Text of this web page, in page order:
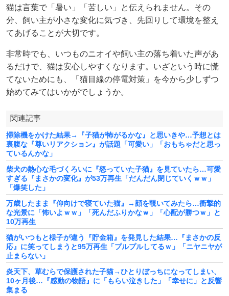
猫は言葉で「暑い」「苦しい」と伝えられません。その
分、飼い主が小さな変化に気づき、先回りして環境を整え
てあげることが大切です。
非常時でも、いつものニオイや飼い主の落ち着いた声があ
るだけで、猫は安心しやすくなります。いざという時に慌
てないためにも、「猫目線の停電対策」を今から少しずつ
始めてみてはいかがでしょうか。
関連記事
掃除機をかけた結果→『子猫が怖がるかな』と思いきや…予想とは
裏腹な『尊いリアクション』が話題「可愛い」「おもちゃだと思っ
ているんかな」
柴犬の熱心な毛づくろいに『怒っていた子猫』を見ていたら…可愛
すぎる『まさかの変化』が53万再生「だんだん閉じていくｗｗ」
「爆笑した」
万歳したまま『仰向けで寝ていた猫』→顔を覗いてみたら…衝撃的
な光景に「怖いよｗｗ」「死んだふりかなｗ」「心配が勝つｗ」と
10万再生
猫がいつもと様子が違う『貯金箱』を発見した結果…『まさかの反
応』に笑ってしまうと95万再生「プルプルしてるｗ」「ニヤニヤが
止まらない」
炎天下、草むらで保護された子猫→ひとりぼっちになってしまい、
10ヶ月後…『感動の物語』に「もらい泣きした」「幸せに」と反響
集まる